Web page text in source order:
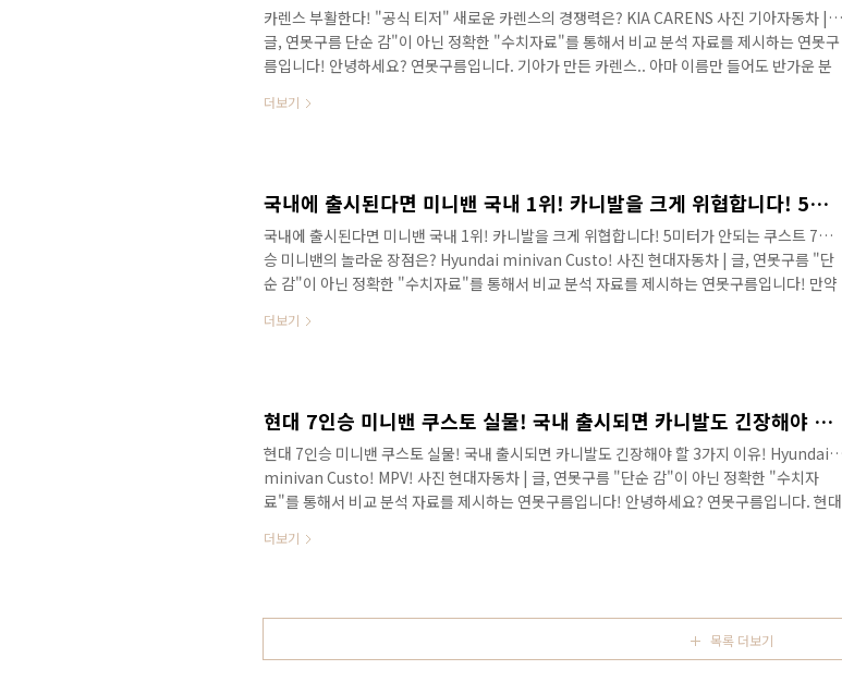
카렌스 부활한다! "공식 티저" 새로운 카렌스의 경쟁력은? KIA CARENS​ 사진 기아자동차 |
글, 연못구름 단순 감"이 아닌 정확한 "수치자료"를 통해서 비교 분석 자료를 제시하는 연못구
름입니다! 안녕하세요? 연못구름입니다. 기아가 만든 카렌스.. 아마 이름만 들어도 반가운 분
에서 처음 1세대가 출시가 되고. 2세대가 2006년 그리고 3세대가 2013년도에 출시가 되어서
더보기
국내에 출시된다면 미니밴 국내 1위! 카니발을 크게 위협합니다! 5미터가 안되는 쿠스트 7인승 미니밴의 놀라운 장점은? Hyundai minivan Custo!
국내에 출시된다면 미니밴 국내 1위! 카니발을 크게 위협합니다! 5미터가 안되는 쿠스트 7인
승 미니밴의 놀라운 장점은? Hyundai minivan Custo! 사진 현대자동차 | 글, 연못구름 "단
순 감"이 아닌 정확한 "수치자료"를 통해서 비교 분석 자료를 제시하는 연못구름입니다! 만약
마디로 판매량을 보장받기 힘들 것 같아요! 카니발 보다 몇 배 비싼 폭스바겐 T7과 같은 차량이
더보기
현대 7인승 미니밴 쿠스토 실물! 국내 출시되면 카니발도 긴장해야 할 3가지 이유! Hyundai minivan Custo! MPV!
현대 7인승 미니밴 쿠스토 실물! 국내 출시되면 카니발도 긴장해야 할 3가지 이유! Hyundai
minivan Custo! MPV! 사진 현대자동차 | 글, 연못구름 "단순 감"이 아닌 정확한 "수치자
료"를 통해서 비교 분석 자료를 제시하는 연못구름입니다! 안녕하세요? 연못구름입니다. 현대
개된다면 알려드리기로 약속해서 이번 영상을 준비했어요! 위장막 차량에서는 그릴만 보였기
싼타크루즈 픽업트럭에 이어서 쿠스토 미니밴까지 패밀리룩을 ..
더보기
목록 더보기